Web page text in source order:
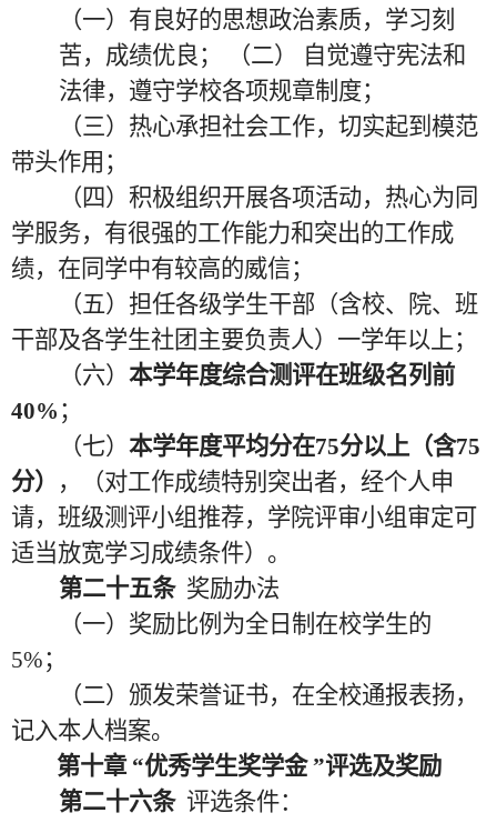
（一）有良好的思想政治素质，学习刻
苦，成绩优良；
（二）
自觉遵守宪法和
法律，遵守学校各项规章制度；
（三）热心承担社会工作，切实起到模范
带头作用；
（四）积极组织开展各项活动，热心为同
学服务，有很强的工作能力和突出的工作成
绩，在同学中有较高的威信；
（五）担任各级学生干部（含校、院、班
干部及各学生社团主要负责人）一学年以上；
（六） 本学年度综合测评在班级名列前
40% ；
（七） 本学年度平均分在75分以上（含75
分）
，（对工作成绩特别突出者，经个人申
请，班级测评小组推荐，学院评审小组审定可
适当放宽学习成绩条件）。
第二十五条 奖励办法
（一）奖励比例为全日制在校学生的
5%；
（二）颁发荣誉证书，在全校通报表扬，
记入本人档案。
第十章 “优秀学生奖学金 ”评选及奖励
第二十六条 评选条件：